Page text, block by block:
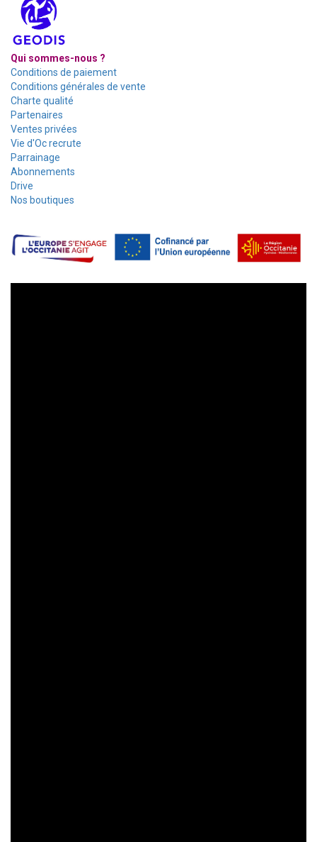
Qui sommes-nous ?
Conditions de paiement
Conditions générales de vente
Charte qualité
Partenaires
Ventes privées
Vie d'Oc recrute
Parrainage
Abonnements
Drive
Nos boutiques